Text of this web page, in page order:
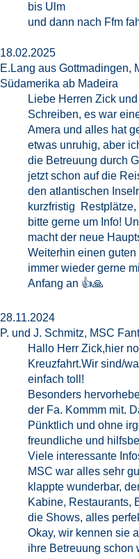
bis Ulm
und dann nach Ffm
18.02.2025
E.Lang aus Gottmadingen,
Südamerika ab Madeira
Liebe Herren Zick
Schreiben, es war
Amera und alles hat
etwas unruhig, aber
die Betreuung durch
jetzt schon auf die
den atlantischen
kurzfristig
bitte gerne um Info!
macht der neue
Weiterhin einen
immer wieder gerne
Anfang an 👍🙏
28.11.2024
P. und J. Schmitz, MSC
Hallo Herr Zick,hier
Kreuzfahrt.Wir sind/
einfach toll!
Besonders
der Fa. Kommm mit.
Pünktlich und ohne
freundliche und
Viele interessante
MSC war alles sehr
klappte wunderbar,
Kabine, Restaurants,
die Shows, alles
Okay, wir kennen sie
ihre Betreuung schon